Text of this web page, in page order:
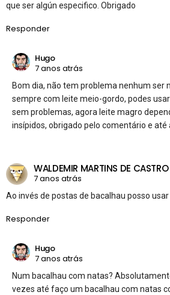
que ser algún especifico. Obrigado
Responder
Hugo
7 anos atrás
Bom dia, não tem problema nenhum ser
sempre com leite meio-gordo, podes
sem problemas, agora leite magro
insípidos, obrigado pelo comentário e até
WALDEMIR MARTINS DE
7 anos atrás
Ao invés de postas de bacalhau posso usar
Responder
Hugo
7 anos atrás
Num bacalhau com natas?
vezes até faço um bacalhau com natas